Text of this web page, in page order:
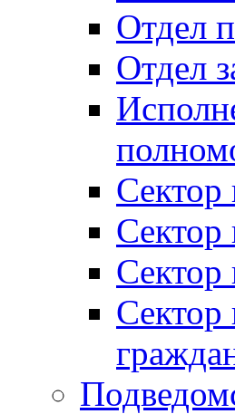
Отдел
Отдел
Сектор
Сектор
Сектор
Сектор